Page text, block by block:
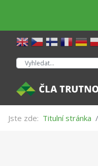
Hledat
Jste zde: Titulní stránka